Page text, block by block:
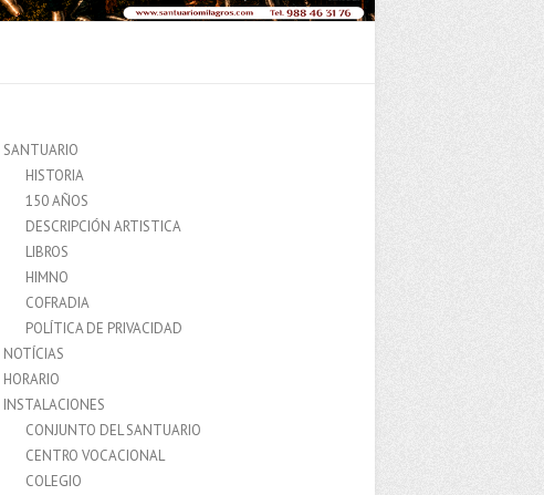
SANTUARIO
HISTORIA
150 AÑOS
DESCRIPCIÓN ARTISTICA
LIBROS
HIMNO
COFRADIA
POLÍTICA DE PRIVACIDAD
NOTÍCIAS
HORARIO
INSTALACIONES
CONJUNTO DEL SANTUARIO
CENTRO VOCACIONAL
COLEGIO